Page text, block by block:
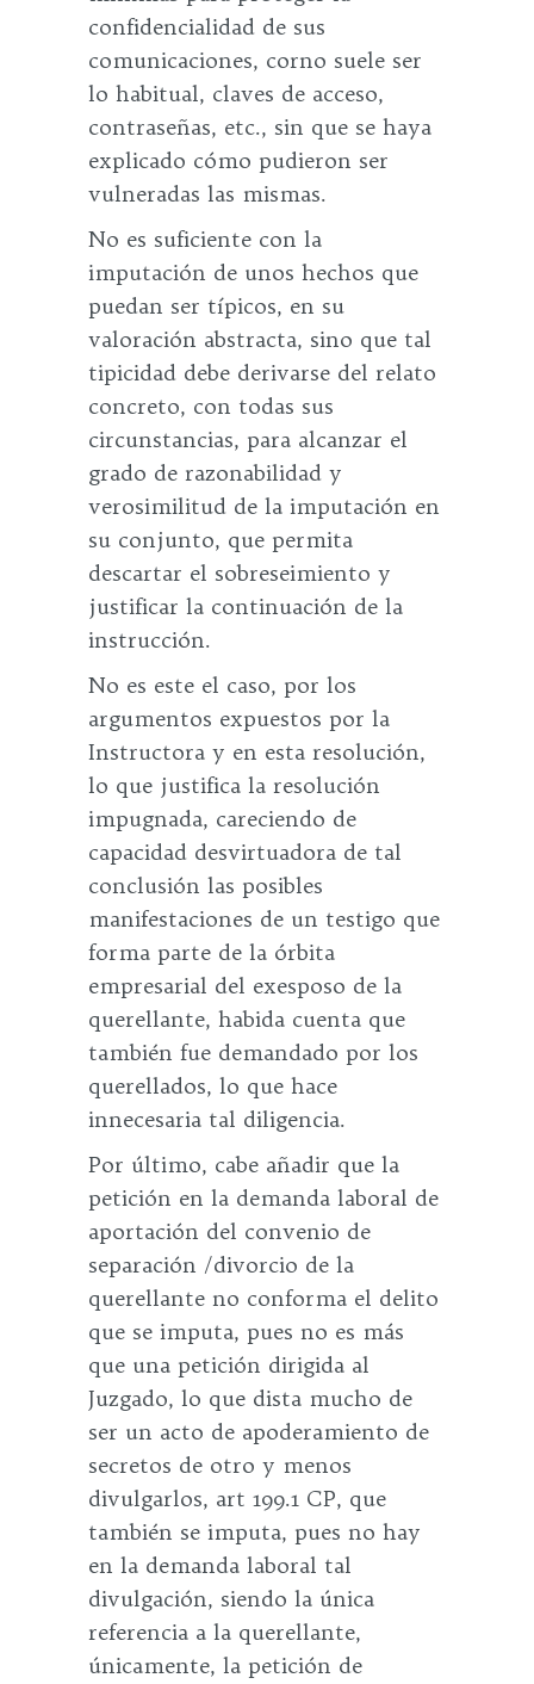
confidencialidad de sus
comunicaciones, corno suele ser
lo habitual, claves de acceso,
contraseñas, etc., sin que se haya
explicado cómo pudieron ser
vulneradas las mismas.
No es suficiente con la
imputación de unos hechos que
puedan ser típicos, en su
valoración abstracta, sino que tal
tipicidad debe derivarse del relato
concreto, con todas sus
circunstancias, para alcanzar el
grado de razonabilidad y
verosimilitud de la imputación en
su conjunto, que permita
descartar el sobreseimiento y
justificar la continuación de la
instrucción.
No es este el caso, por los
argumentos expuestos por la
Instructora y en esta resolución,
lo que justifica la resolución
impugnada, careciendo de
capacidad desvirtuadora de tal
conclusión las posibles
manifestaciones de un testigo que
forma parte de la órbita
empresarial del exesposo de la
querellante, habida cuenta que
también fue demandado por los
querellados, lo que hace
innecesaria tal diligencia.
Por último, cabe añadir que la
petición en la demanda laboral de
aportación del convenio de
separación /divorcio de la
querellante no conforma el delito
que se imputa, pues no es más
que una petición dirigida al
Juzgado, lo que dista mucho de
ser un acto de apoderamiento de
secretos de otro y menos
divulgarlos, art 199.1 CP, que
también se imputa, pues no hay
en la demanda laboral tal
divulgación, siendo la única
referencia a la querellante,
únicamente, la petición de